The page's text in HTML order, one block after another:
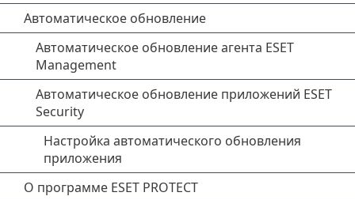
Автоматическое обновление
Автоматическое обновление агента ESET
Management
Автоматическое обновление приложений ESET
Security
Настройка автоматического обновления
приложения
О программе ESET PROTECT